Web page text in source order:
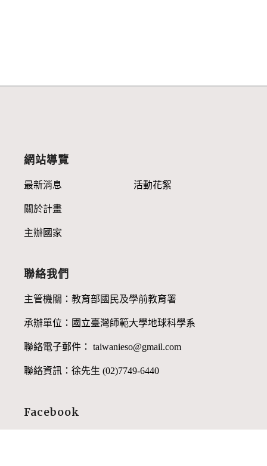
網站導覽
最新消息
關於計畫
主辦國家
活動花絮
聯絡我們
主管機關：教育部國民及學前教育署
承辦單位：國立臺灣師範大學地球科學系
聯絡電子郵件： taiwanieso@gmail.com
聯絡資訊：徐先生 (02)7749-6440
Facebook